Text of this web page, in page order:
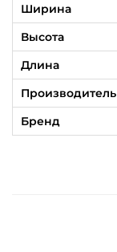
Ширина
Высота
Длина
Производитель
Бренд